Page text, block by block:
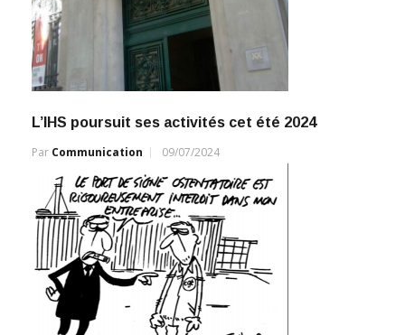
L’IHS poursuit ses activités cet été 2024
Par Communication 09/07/2024